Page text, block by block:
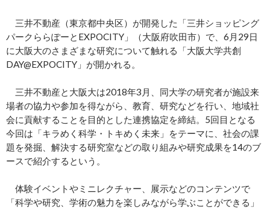
三井不動産（東京都中央区）が開発した「三井ショッピング
パークららぽーとEXPOCITY」（大阪府吹田市）で、6月29日
に大阪大のさまざまな研究について触れる「大阪大学共創
DAY@EXPOCITY」が開かれる。
三井不動産と大阪大は2018年3月、同大学の研究者が施設来
場者の協力や参加を得ながら、教育、研究などを行い、地域社
会に貢献することを目的とした連携協定を締結。5回目となる
今回は「キラめく科学・トキめく未来」をテーマに、社会の課
題を発掘、解決する研究室などの取り組みや研究成果を14のブ
ースで紹介するという。
体験イベントやミニレクチャー、展示などのコンテンツで
「科学や研究、学術の魅力を楽しみながら学ぶことができる」